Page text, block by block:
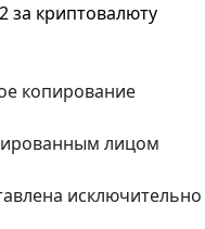
за криптовалюту
копирование
лицом
исключительно